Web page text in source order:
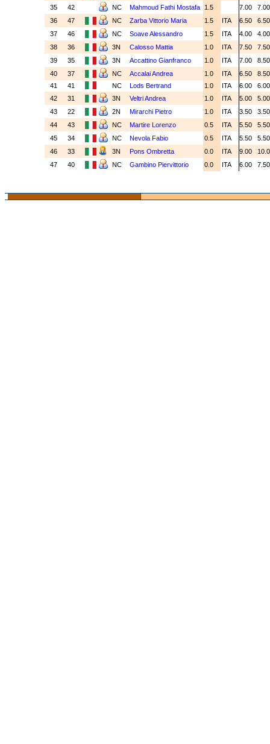
35
42 NC Mahmoud Fathi Mostafa 1.5 7.00
36
47 NC Zarba Vittorio Maria 1.5 ITA 6.50
37
46 NC Soave Alessandro 1.5 ITA 4.00
38
36 3N Calosso Mattia 1.0 ITA 7.50
39
35 3N Accattino Gianfranco 1.0 ITA 7.00
40
37 NC Accalai Andrea 1.0 ITA 6.50
41
41 NC Lods Bertrand 1.0 ITA 6.00
42
31 3N Veltri Andrea 1.0 ITA 5.00
43
22 2N Mirarchi Pietro 1.0 ITA 3.50
44
43 NC Martire Lorenzo 0.5 ITA 5.50
45
34 NC Nevola Fabio 0.5 ITA 5.50
46
33 3N Pons Ombretta 0.0 ITA 9.00
47
40 NC Gambino Piervittorio 0.0 ITA 6.00